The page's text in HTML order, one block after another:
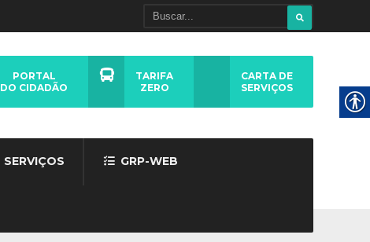
SERVIÇOS GRP-WEB
PORTAL
DO CIDADÃO
TARIFA
ZERO
CARTA DE
SERVIÇOS